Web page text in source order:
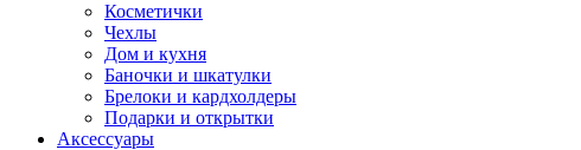
Косметички
Чехлы
Дом и кухня
Баночки и шкатулки
Брелоки и кардхолдеры
Подарки и открытки
Аксессуары